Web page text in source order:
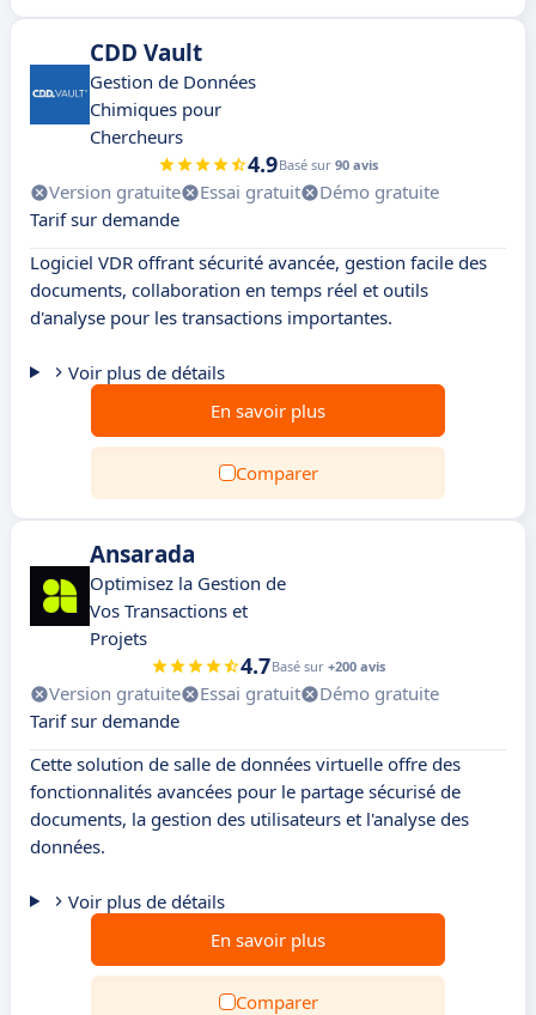
CDD Vault
Gestion de Données
Chimiques pour
Chercheurs
4.9Basé sur 90 avis
Version gratuite Essai gratuit
Démo gratuite
Tarif sur demande
Logiciel VDR offrant sécurité avancée, gestion facile des
documents, collaboration en temps réel et outils
d'analyse pour les transactions importantes.
Voir plus de détails
En savoir plus
Comparer
Ansarada
Optimisez la Gestion de
Vos Transactions et
Projets
4.7Basé sur +200 avis
Version gratuite Essai gratuit
Démo gratuite
Tarif sur demande
Cette solution de salle de données virtuelle offre des
fonctionnalités avancées pour le partage sécurisé de
documents, la gestion des utilisateurs et l'analyse des
données.
Voir plus de détails
En savoir plus
Comparer